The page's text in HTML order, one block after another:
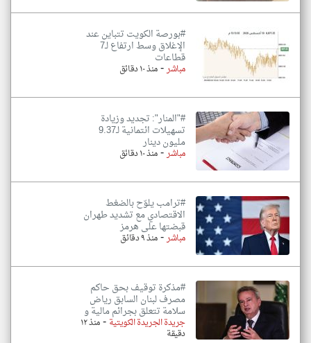
#بورصة الكويت تتباين عند
الإغلاق وسط ارتفاع لـ7
قطاعات
مباشر-منذ ١٠ دقائق
#"المنار": تجديد وزيادة
تسهيلات ائتمانية لـ9.37
مليون دينار
مباشر-منذ ١٠ دقائق
#ترامب يلوّح بالضغط
الاقتصادي مع تشديد طهران
قبضتها على هرمز
مباشر-منذ ٩ دقائق
#مذكرة توقيف بحق حاكم
مصرف لبنان السابق رياض
سلامة تتعلق بجرائم مالية و
جريدة الجريدة الكويتية - منذ ١٢
دقيقة